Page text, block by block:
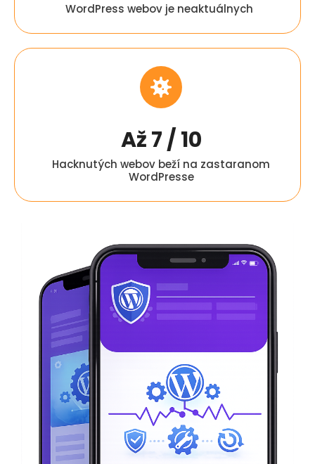
WordPress webov je neaktuálnych
Až 8 / 10
Hacknutých webov beží na zastaranom
WordPresse